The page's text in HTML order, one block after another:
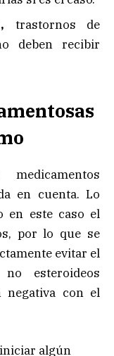
trastornos de
deben recibir
en cuenta. Lo
en este caso el
por lo que se
evitar el
esteroideos
negativa con el
algún